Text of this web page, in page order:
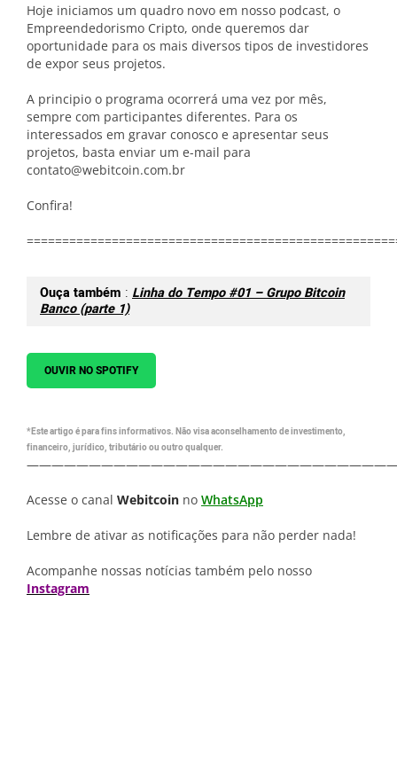
Hoje iniciamos um quadro novo em nosso podcast, o
Empreendedorismo Cripto, onde queremos dar
oportunidade para os mais diversos tipos de investidores
de expor seus projetos.
A principio o programa ocorrerá uma vez por mês,
sempre com participantes diferentes. Para os
interessados em gravar conosco e apresentar seus
projetos, basta enviar um e-mail para
contato@webitcoin.com.br
Confira!
Ouça também : Linha do Tempo #01 – Grupo Bitcoin
Banco (parte 1)
OUVIR NO SPOTIFY
*Este artigo é para fins informativos. Não visa aconselhamento de investimento,
financeiro, jurídico, tributário ou outro qualquer.
Acesse o canal Webitcoin no WhatsApp
Lembre de ativar as notificações para não perder nada!
Acompanhe nossas notícias também pelo nosso
Instagram